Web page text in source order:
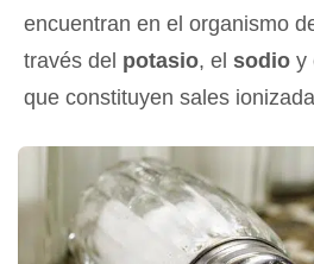
encuentran en el organismo
través del potasio, el sodio y
que constituyen sales